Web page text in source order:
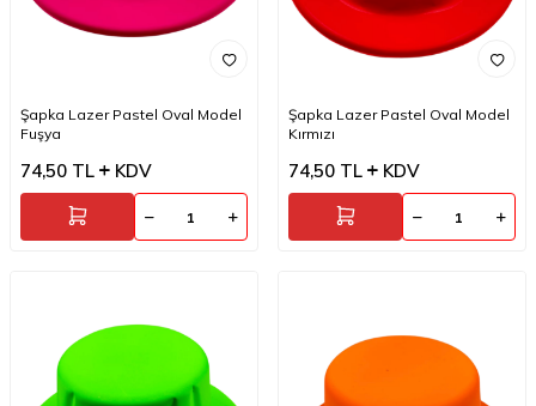
Şapka Lazer Pastel Oval Model
Fuşya
74,50 TL KDV
Şapka Lazer Pastel Oval Model
Kırmızı
74,50 TL KDV